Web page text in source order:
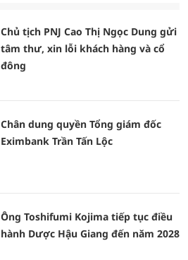
Chủ tịch PNJ Cao Thị Ngọc Dung gửi
tâm thư, xin lỗi khách hàng và cổ
đông
Chân dung quyền Tổng giám đốc
Eximbank Trần Tấn Lộc
Ông Toshifumi Kojima tiếp tục điều
hành Dược Hậu Giang đến năm 2028